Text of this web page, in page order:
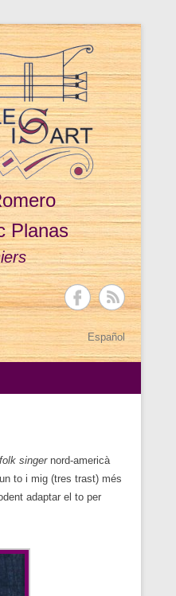
Planas
Español
folk singernord-americà
to i mig (tres trast) més
adaptar el to per